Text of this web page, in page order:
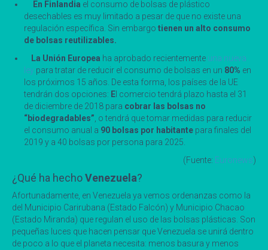
En Finlandia el consumo de bolsas de plástico
desechables es muy limitado a pesar de que no existe una
regulación específica. Sin embargo tienen un alto consumo
de bolsas reutilizables.
La Unión Europea ha aprobado recientemente una nueva
ley para tratar de reducir el consumo de bolsas en un 80% en
los próximos 15 años. De esta forma, los países de la UE
tendrán dos opciones: El comercio tendrá plazo hasta el 31
de diciembre de 2018 para cobrar las bolsas no
“biodegradables” , o tendrá que tomar medidas para reducir
el consumo anual a 90 bolsas por habitante para finales del
2019 y a 40 bolsas por persona para 2025.
(Fuente: Euronews)
¿Qué ha hechoVenezuela?
Afortunadamente, en Venezuela ya vemos ordenanzas como la
del Municipio Carirubana (Estado Falcón) y Municipio Chacao
(Estado Miranda) que regulan el uso de las bolsas plásticas. Son
pequeñas luces que hacen pensar que Venezuela se unirá dentro
de poco a lo que el planeta necesita: menos basura y menos